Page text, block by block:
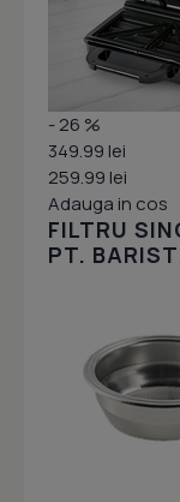
- 26 %
349.99 lei
259.99 lei
Adauga in cos
FILTRU
PT.